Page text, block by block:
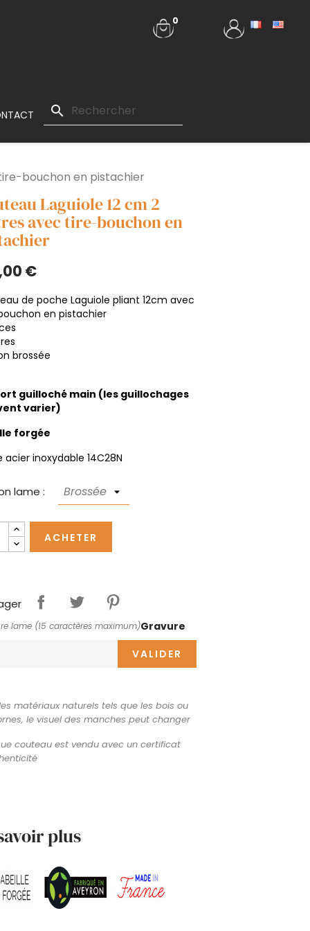
0
search
bouchon en pistachier
Laguiole 12 cm 2
avec tire-bouchon en
€
de poche Laguiole pliant 12cm avec
en pistachier
brossée
guilloché main (les guillochages
varier)
forgée
acier inoxydable 14C28N
lame :
ACHETER
Gravure
lame (15 caractères maximum)
VALIDER
matériaux naturels tels que les bois ou
le visuel des manches peut changer
couteau est vendu avec un certificat
plus